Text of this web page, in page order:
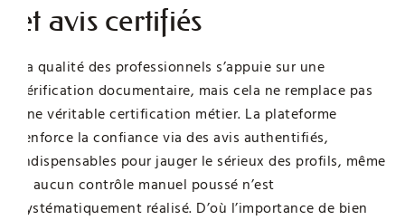
et avis certifiés
La qualité des professionnels s’appuie sur une
vérification documentaire, mais cela ne remplace pas
une véritable certification métier. La plateforme
renforce la confiance via des avis authentifiés,
indispensables pour jauger le sérieux des profils, même
si aucun contrôle manuel poussé n’est
systématiquement réalisé. D’où l’importance de bien